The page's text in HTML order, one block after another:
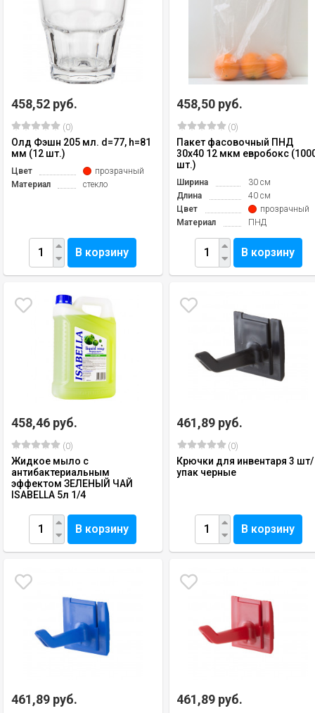
458,52 руб.
(0)
Олд Фэшн 205 мл. d=77, h=81
мм (12 шт.)
Цвет
прозрачный
Материал
стекло
В корзину
458,50 руб.
(0)
Пакет фасовочный ПНД
30х40 12 мкм евробокс
шт.)
Ширина
30 см
Длина
40 см
Цвет
прозрачный
Материал
ПНД
В корзину
458,46 руб.
(0)
Жидкое мыло с
антибактериальным
эффектом ЗЕЛЕНЫЙ ЧАЙ
ISABELLA 5л 1/4
В корзину
461,89 руб.
(0)
Крючки для инвентаря 3 шт/
упак черные
В корзину
461,89 руб. 461,89 руб.